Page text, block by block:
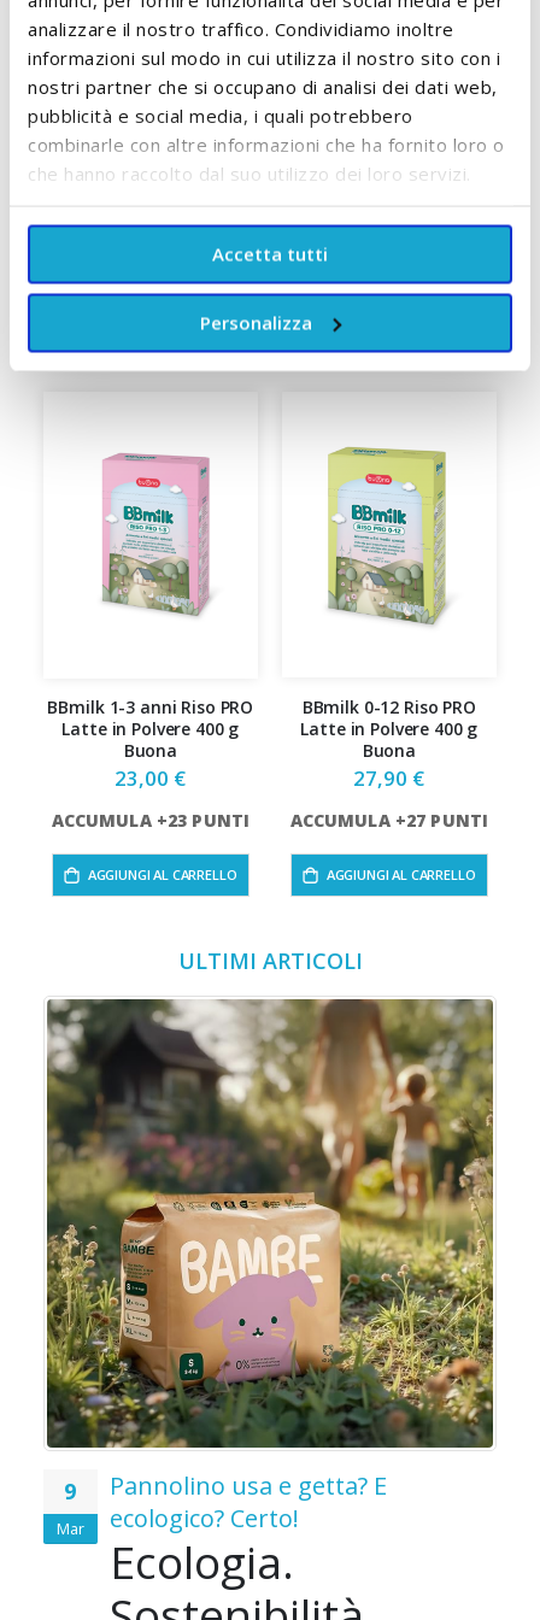
analizzare il nostro traffico. Condividiamo inoltre
informazioni sul modo in cui utilizza il nostro sito con i
nostri partner che si occupano di analisi dei dati web,
pubblicità e social media, i quali potrebbero
combinarle con altre informazioni che ha fornito loro o
che hanno raccolto dal suo utilizzo dei loro servizi.
Accetta tutti
Personalizza
Doudou Orsetto Baby 0+
mesi Fehn
21,60 €
ACCUMULA +21 PUNTI
Gioco Anello Sonaglio
Theo 0+ mesi Fehn
14,90 €
ACCUMULA +14 PUNTI
SCOPRI TUTTI I PRODOTTI DEL BRAND
BBmilk 1-3 anni Riso PRO
Latte in Polvere 400 g
Buona
23,00 €
ACCUMULA +23 PUNTI
AGGIUNGI AL CARRELLO
BBmilk 0-12 Riso PRO
Latte in Polvere 400 g
Buona
27,90 €
ACCUMULA +27 PUNTI
AGGIUNGI AL CARRELLO
ULTIMI ARTICOLI
9
Mar
Pannolino usa e getta? E
ecologico? Certo!
Ecologia.